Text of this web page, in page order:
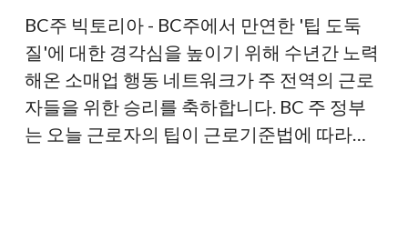
는
더
이
상
직
BC주 빅토리아 - BC주에서 만연한 '팁 도둑
질'에 대한 경각심을 높이기 위해 수년간 노력
해온 소매업 행동 네트워크가 주 전역의 근로
자들을 위한 승리를 축하합니다. BC 주 정부
는 오늘 근로자의 팁이 근로기준법에 따라…